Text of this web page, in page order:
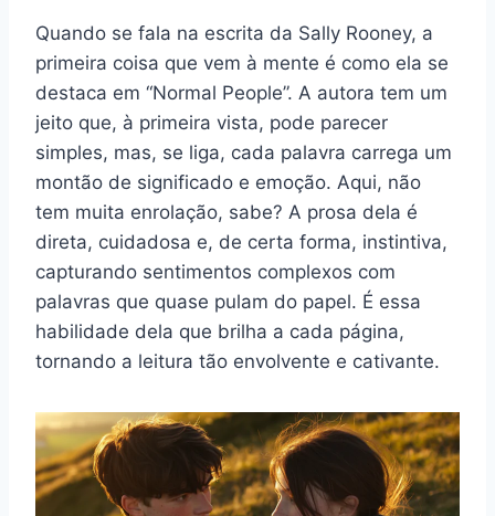
Quando se fala na escrita da Sally Rooney, a
primeira coisa que vem à mente é como ela se
destaca em “Normal People”. A autora tem um
jeito que, à primeira vista, pode parecer
simples, mas, se liga, cada palavra carrega um
montão de significado e emoção. Aqui, não
tem muita enrolação, sabe? A prosa dela é
direta, cuidadosa e, de certa forma, instintiva,
capturando sentimentos complexos com
palavras que quase pulam do papel. É essa
habilidade dela que brilha a cada página,
tornando a leitura tão envolvente e cativante.